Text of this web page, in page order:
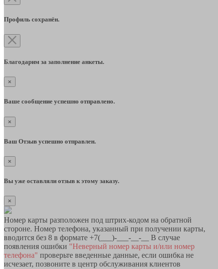
Профиль сохранён.
Благодарим за заполнение анкеты.
×
Ваше сообщение успешно отправлено.
×
Ваш Отзыв успешно отправлен.
×
Вы уже оставляли отзыв к этому заказу.
×
Номер карты разположен под штрих-кодом на обратной
стороне. Номер телефона, указанный при получении карты,
вводится без 8 в формате +7(___)-___-__-__ В случае
появления ошибки "Неверный номер карты и/или номер
телефона" проверьте введенные данные, если ошибка не
исчезает, позвоните в центр обслуживания клиентов